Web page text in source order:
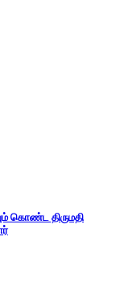
கொண்ட திருமதி